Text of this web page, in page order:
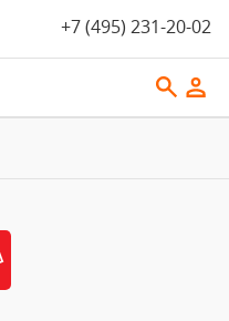
+7 (495) 231-20-02